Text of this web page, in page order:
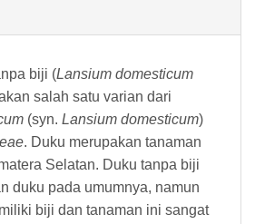
biji (Lansium domesticum
salah satu varian dari
(syn. Lansium domesticum)
. Duku merupakan tanaman
Selatan. Duku tanpa biji
duku pada umumnya, namun
biji dan tanaman ini sangat